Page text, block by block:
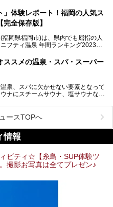
す。
温泉ライターである筆者が現地訪
ンを体験し、それらの全貌を徹底紹
」体験レポート！福岡の人気ス
全保存版】
福岡県福岡市)は、県内でも屈指の人
フティ温泉 年間ランキング2023」
す。
温泉ライターである筆者が現地体
・グルメ・その他施設まで、多彩な
します！
ススメの温泉・スパ・スーパー
泉、スパに欠かせない要素となって
ナにスチームサウナ、塩サウナな
、心ゆくまで楽しむためのサービス
みられます。
だわった、福岡県内のオススメ温
介したいと思います！
ースTOPへ
情報
ビティ☆【糸島・SUP体験ツ
撮影お写真は全てプレゼン♪